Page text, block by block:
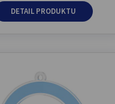
DETAIL PRODUKTU